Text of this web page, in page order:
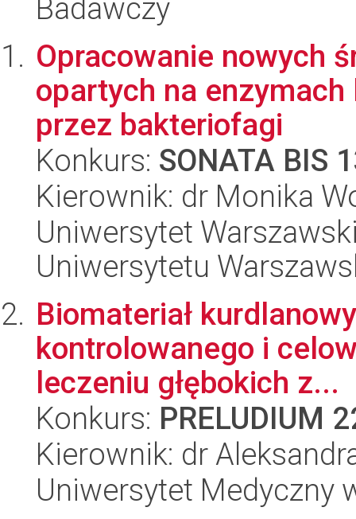
Badawczy
Opracowanie nowych
opartych na
przez bakteriofagi
Konkurs: SONATA BIS
Kierownik: dr Monika
Uniwersytet
Uniwersytetu
Biomateriał
kontrolowanego i
leczeniu głębokich z...
Konkurs: PRELUDIUM
Kierownik: dr
Uniwersytet Medyczny